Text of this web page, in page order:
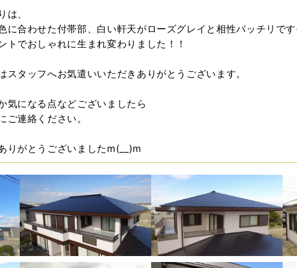
は、
に合わせた付帯部、白い軒天がローズグレイと相性バッチリで
トでおしゃれに生まれ変わりました！！
スタッフへお気遣いいただきありがとうございます。
気になる点などございましたら
ご連絡ください。
りがとうございましたm(__)m